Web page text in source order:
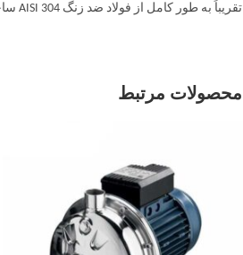
تقریباً به طور کامل از فولاد ضد زنگ AISI 304 ساخته شده است که تمیز کردن خارجی پمپ و موتور را آسان تر می کند.
محصولات مرتبط